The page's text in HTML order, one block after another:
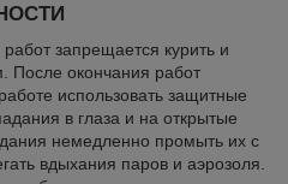
запрещается курить и
После окончания работ
использовать защитные
в глаза и на открытые
немедленно промыть их с
вдыхания паров и аэрозоля.